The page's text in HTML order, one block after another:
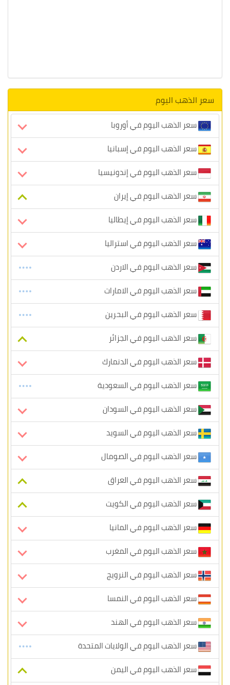
سعر الذهب اليوم
سعر الذهب اليوم في أوروبا
سعر الذهب اليوم في إسبانيا
سعر الذهب اليوم في إندونيسيا
سعر الذهب اليوم في إيران
سعر الذهب اليوم في إيطاليا
سعر الذهب اليوم في استراليا
سعر الذهب اليوم في الاردن
سعر الذهب اليوم في الامارات
سعر الذهب اليوم في البحرين
سعر الذهب اليوم في الجزائر
سعر الذهب اليوم في الدنمارك
سعر الذهب اليوم في السعودية
سعر الذهب اليوم في السودان
سعر الذهب اليوم في السويد
سعر الذهب اليوم في الصومال
سعر الذهب اليوم في العراق
سعر الذهب اليوم في الكويت
سعر الذهب اليوم في المانيا
سعر الذهب اليوم في المغرب
سعر الذهب اليوم في النرويج
سعر الذهب اليوم في النمسا
سعر الذهب اليوم في الهند
سعر الذهب اليوم في الولايات المتحدة
سعر الذهب اليوم في اليمن